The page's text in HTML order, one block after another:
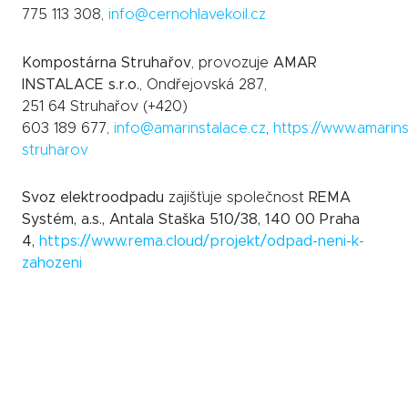
775 113 308, info@cernohlavekoil.cz
Kompostárna Struhařov , provozuje AMAR
INSTALACE s.r.o. , Ondřejovská 287,
251 64 Struhařov (+420)
603 189 677, info@amarinstalace.cz
https://
struharov
Svoz elektroodpadu zajišťuje společnost REMA
Systém, a.s., Antala Staška 510/38, 140 00 Praha
4, https://www.rema.cloud/projekt/odpad-neni-k-
zahozeni